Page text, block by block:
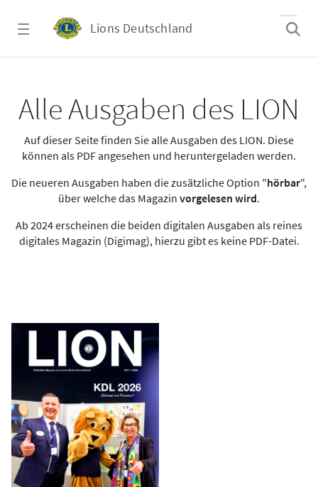
Lions Deutschland
Alle Ausgaben des LION
Auf dieser Seite finden Sie alle Ausgaben des LION. Diese
können als PDF angesehen und heruntergeladen werden.
Die neueren Ausgaben haben die zusätzliche Option "hörbar",
über welche das Magazin vorgelesen wird.
Ab 2024 erscheinen die beiden digitalen Ausgaben als reines
digitales Magazin (Digimag), hierzu gibt es keine PDF-Datei.